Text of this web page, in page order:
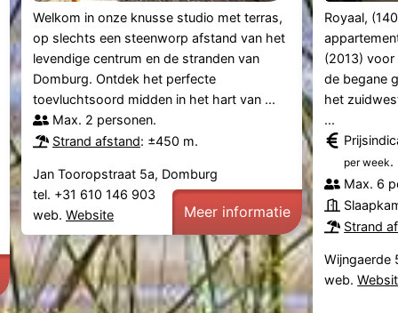
Welkom in onze knusse studio met terras,
op slechts een steenworp afstand van het
levendige centrum en de stranden van
Domburg. Ontdek het perfecte
toevluchtsoord midden in het hart van ...
Max. 2 personen.
Strand afstand: ±450 m.
Jan Tooropstraat 5a, Domburg
tel. +31 610 146 903
web. Website Meer informatie
Royaal,
(2013) voor
de begane
het
...
per week.
Max. 6
Strand
Wijngaerde
web.